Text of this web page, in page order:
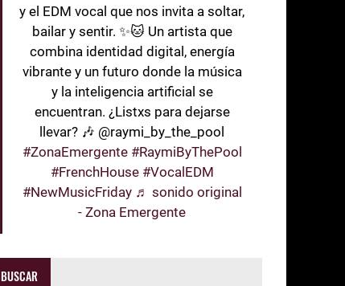
y el EDM vocal que nos invita a soltar,
bailar y sentir. ✨🐱 Un artista que
combina identidad digital, energía
vibrante y un futuro donde la música
y la inteligencia artificial se
encuentran. ¿Listxs para dejarse
llevar? 🎶 @raymi_by_the_pool
#ZonaEmergente #RaymiByThePool
#FrenchHouse #VocalEDM
#NewMusicFriday ♬ sonido original
- Zona Emergente
BUSCAR